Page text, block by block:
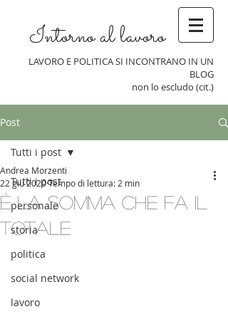
Intorno al lavoro
LAVORO E POLITICA SI INCONTRANO IN UN
BLOG
non lo escludo (cit.)
Post
Tutti i post
personale
storia
politica
social network
lavoro
Tutti i post
È la somma che fa il
totale
Andrea Morzenti
22 giu 2020Tempo di lettura: 2 min